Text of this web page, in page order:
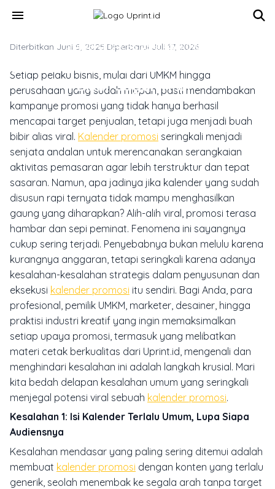
menu
SOLUSI CETAK BISNIS & KORPORAT
8 Kesalahan Kalender Promosi Yang
Bikin Gagal Viral
Diterbitkan Juni 5, 2025 Diperbarui Juli 17, 2026
Setiap pelaku bisnis, mulai dari UMKM hingga
perusahaan yang sudah mapan, pasti mendambakan
kampanye promosi yang tidak hanya berhasil
mencapai target penjualan, tetapi juga menjadi buah
bibir alias viral. Kalender promosi seringkali menjadi
senjata andalan untuk merencanakan serangkaian
aktivitas pemasaran agar lebih terstruktur dan tepat
sasaran. Namun, apa jadinya jika kalender yang sudah
disusun rapi ternyata tidak mampu menghasilkan
gaung yang diharapkan? Alih-alih viral, promosi terasa
hambar dan sepi peminat. Fenomena ini sayangnya
cukup sering terjadi. Penyebabnya bukan melulu karena
kurangnya anggaran, tetapi seringkali karena adanya
kesalahan-kesalahan strategis dalam penyusunan dan
eksekusi kalender promosi itu sendiri. Bagi Anda, para
profesional, pemilik UMKM, marketer, desainer, hingga
praktisi industri kreatif yang ingin memaksimalkan
setiap upaya promosi, termasuk yang melibatkan
materi cetak berkualitas dari Uprint.id, mengenali dan
menghindari kesalahan ini adalah langkah krusial. Mari
kita bedah delapan kesalahan umum yang seringkali
menjegal potensi viral sebuah kalender promosi.
Kesalahan 1: Isi Kalender Terlalu Umum, Lupa Siapa
Audiensnya
Kesalahan mendasar yang paling sering ditemui adalah
membuat kalender promosi dengan konten yang terlalu
generik, seolah menembak ke segala arah tanpa target